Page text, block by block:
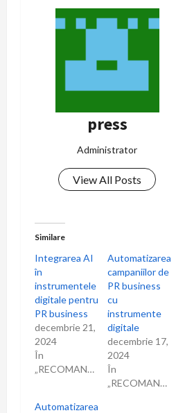
press
Administrator
View All Posts
Similare
Integrarea AI
în
instrumentele
digitale pentru
PR business
decembrie 21,
2024
În
„RECOMANDARI”
Automatizarea
campaniilor de
PR business
cu
instrumente
digitale
decembrie 17,
2024
În
„RECOMANDARI”
Automatizarea